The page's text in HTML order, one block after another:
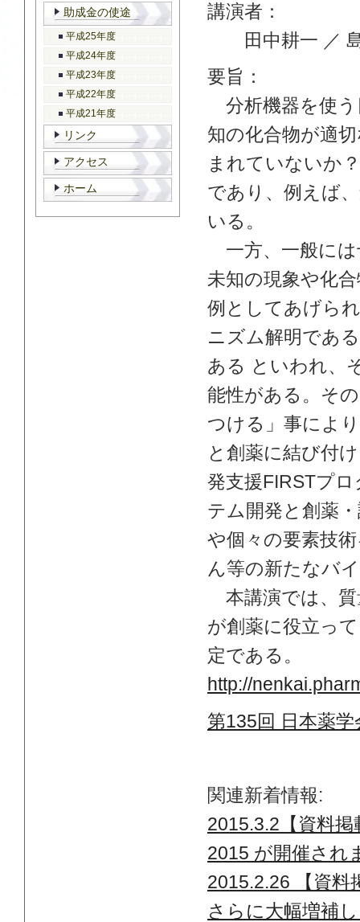
講演者：
田中耕一 ／ 島
要旨：
分析機器を使う
知の化合物が適
まれていないか
であり、例えば
いる。
一方、一般には
未知の現象や化
例としてあげら
ニズム解明であ
ある といわれ、
能性がある。そ
つける」事によ
と創薬に結び付
発支援FIRSTプ
テム開発と創薬
や個々の要素技
ん等の新たなバ
本講演では、質
が創薬に役立っ
定である。
http://
第135回 日本薬
関連新着情報:
2015.3.2【資料
2015 が開催され
2015.2.26 【資料
さらに大幅増補
助成金の使途
平成25年度
平成24年度
平成23年度
平成22年度
平成21年度
リンク
アクセス
ホーム